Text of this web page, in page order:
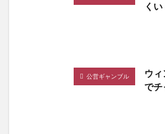
く
公営ギャンブル
ウィ
でチ